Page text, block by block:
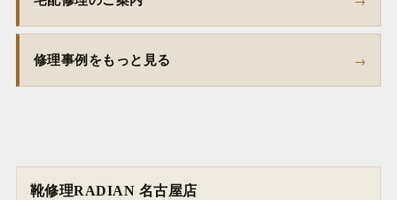
修理事例をもっと見る
靴修理RADIAN 名古屋店